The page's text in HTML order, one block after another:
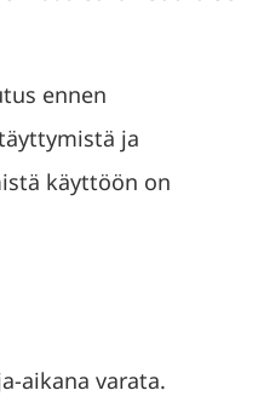
ennen
ja
käyttöön on
aikana varata.